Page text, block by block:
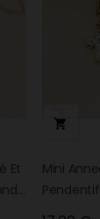
Et

Mini
Acier